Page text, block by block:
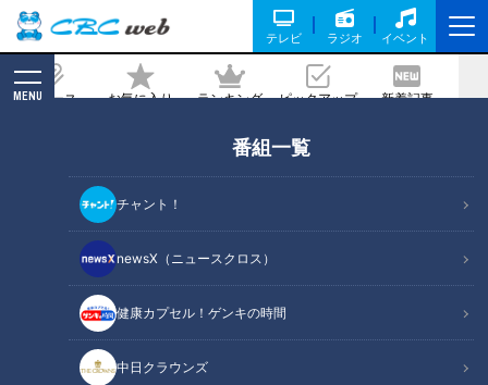
テレビ ラジオ イベント
ニュース お気に入り ランキング ピックアップ 新着記事
MENU
番組一覧
チャント！
newsX（ニュースクロス）
健康カプセル！ゲンキの時間
中日クラウンズ
【キユーピー３分クッキング】
記事に戻る